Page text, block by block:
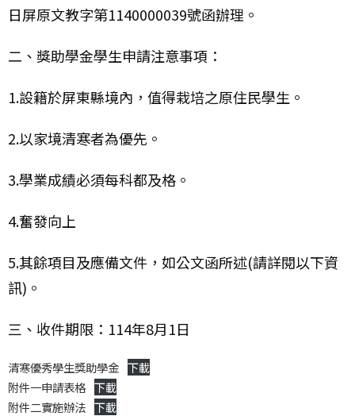
日屏原文教字第1140000039號函辦理。
二、獎助學金學生申請注意事項：
1.設籍於屏東縣境內，值得栽培之原住民學生。
2.以家境清寒者為優先。
3.學業成績必須每科都及格。
4.奮發向上
5.其餘項目及應備文件，如公文函所述(請詳閱以下資
訊)。
三、收件期限：114年8月1日
清寒優秀學生獎助學金 下載
附件一申請表格 下載
附件二實施辦法 下載